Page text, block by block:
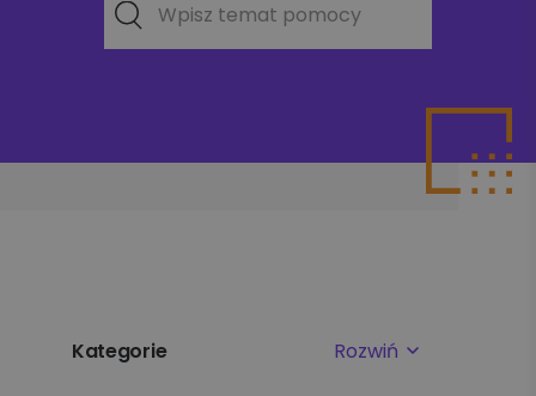
Wpisz temat pomocy
Kategorie Rozwiń